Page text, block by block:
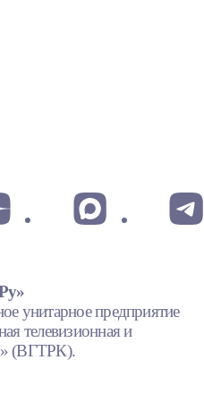
унитарное предприятие
телевизионная и
(ВГТРК).